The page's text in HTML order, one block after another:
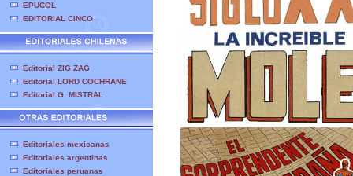
EPUCOL
EDITORIAL CINCO
Editorial ZIG ZAG
Editorial LORD COCHRANE
Editorial G. MISTRAL
Editoriales mexicanas
Editoriales argentinas
Editoriales peruanas